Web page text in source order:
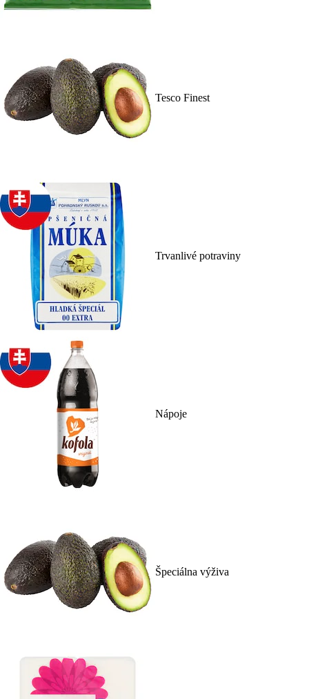
Tesco Finest
Trvanlivé potraviny
Nápoje
Špeciálna výživa